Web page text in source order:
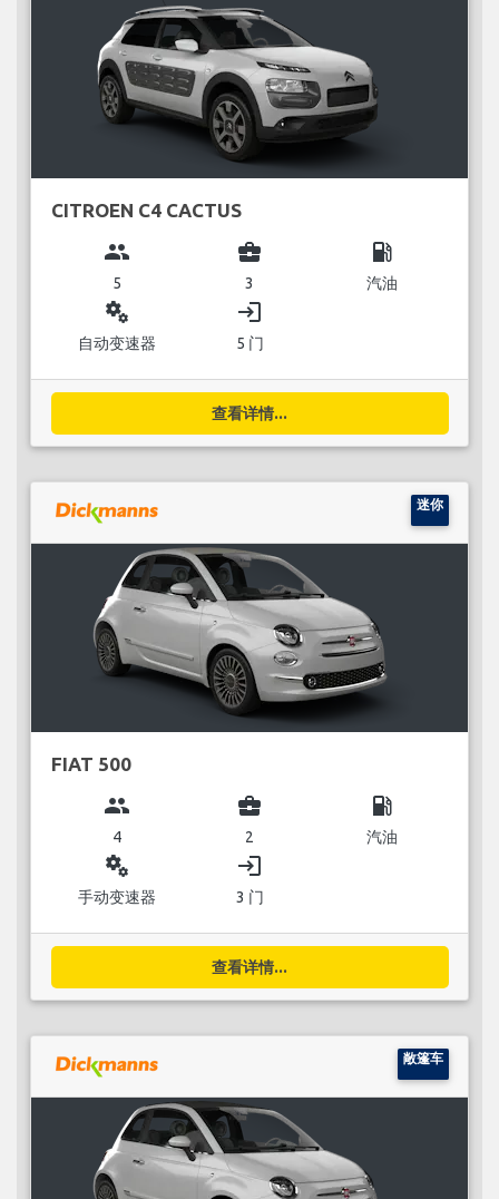
CITROEN C4 CACTUS
group
5
business_center
3
local_gas_station
汽油
miscellaneous_services
自动变速器
login
5 门
查看详情...
迷你
FIAT 500
group
4
business_center
2
local_gas_station
汽油
miscellaneous_services
手动变速器
login
3 门
查看详情...
敞篷车